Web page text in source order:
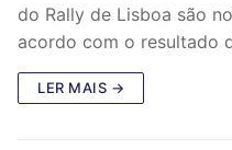
do Rally de Lisboa são
acordo com o resultado
LER MAIS →